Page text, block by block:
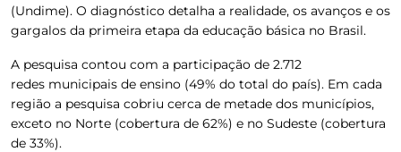
(Undime). O diagnóstico detalha a realidade, os avanços e os
gargalos da primeira etapa da educação básica no Brasil.
A pesquisa contou com a participação de 2.712
redes municipais de ensino (49% do total do país). Em cada
região a pesquisa cobriu cerca de metade dos municípios,
exceto no Norte (cobertura de 62%) e no Sudeste (cobertura
de 33%).